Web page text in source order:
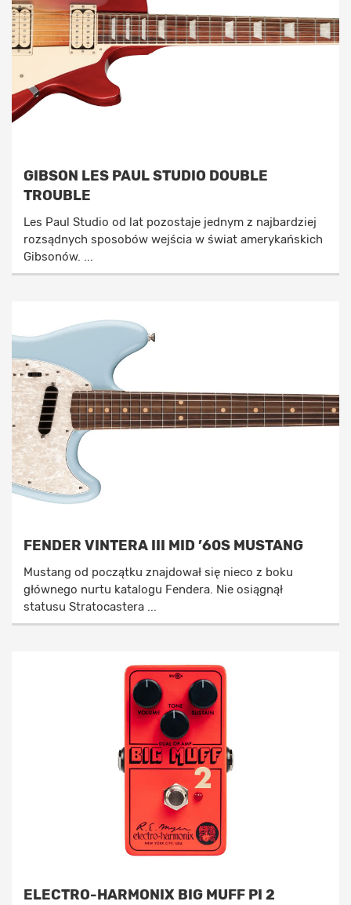
GIBSON LES PAUL STUDIO DOUBLE
TROUBLE
Les Paul Studio od lat pozostaje jednym z najbardziej
rozsądnych sposobów wejścia w świat amerykańskich
Gibsonów. ...
FENDER VINTERA III MID ’60S MUSTANG
Mustang od początku znajdował się nieco z boku
głównego nurtu katalogu Fendera. Nie osiągnął
statusu Stratocastera ...
ELECTRO-HARMONIX BIG MUFF PI 2